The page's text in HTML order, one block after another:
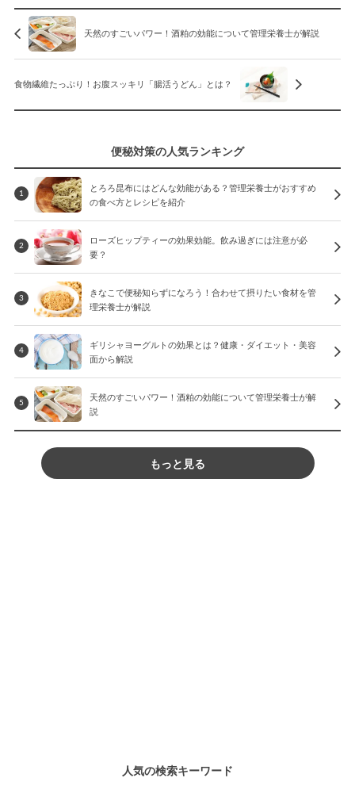
天然のすごいパワー！酒粕の効能について管理栄養士が解説
食物繊維たっぷり！お腹スッキリ「腸活うどん」とは？
便秘対策の人気ランキング
1
とろろ昆布にはどんな効能がある？管理栄養士がおすすめ
の食べ方とレシピを紹介
2
ローズヒップティーの効果効能。飲み過ぎには注意が必
要？
3
きなこで便秘知らずになろう！合わせて摂りたい食材を管
理栄養士が解説
4
ギリシャヨーグルトの効果とは？健康・ダイエット・美容
面から解説
5
天然のすごいパワー！酒粕の効能について管理栄養士が解
説
もっと見る
人気の検索キーワード